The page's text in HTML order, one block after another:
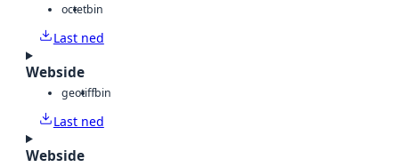
octetbin
Last ned
Webside
geotiffbin
Last ned
Webside